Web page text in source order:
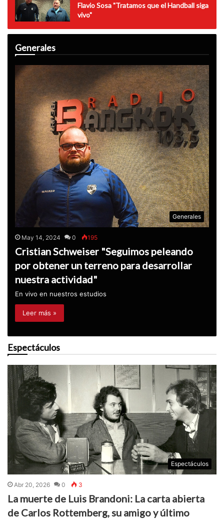
Flavio Sosa "Tratamos que el Handball siga
vivo"
Generales
Generales
May 14, 2024 0 195
Cristian Schweiser "Seguimos peleando
por obtener un terreno para desarrollar
nuestra actividad"
En vivo en nuestros estudios
Leer más »
Espectáculos
Espectáculos
Abr 20, 2026 0 3
La muerte de Luis Brandoni: La carta abierta
de Carlos Rottemberg, su amigo y último